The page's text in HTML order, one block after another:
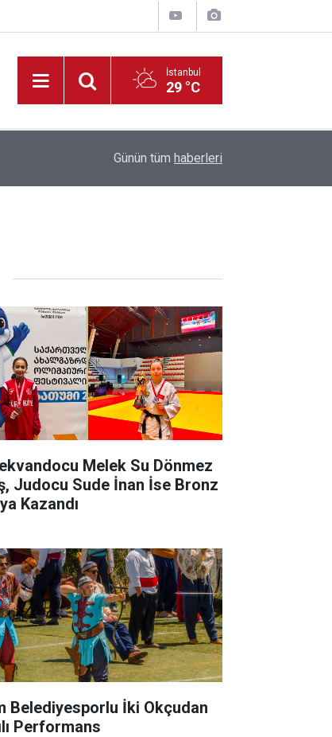
İstanbul
29 °C
Yakalandı
Günün tüm haberleri
Melek Su Dönmez
Judocu Sude İnan İse Bronz
Kazandı
Belediyesporlu İki Okçudan
Performans